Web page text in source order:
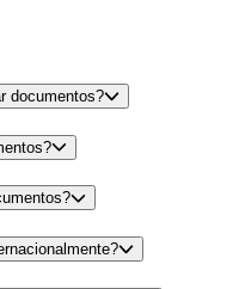
documentos?